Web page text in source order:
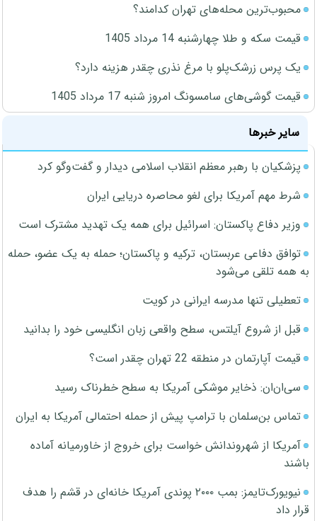
محبوب‌ترین محله‌های تهران کدامند؟
قیمت سکه و طلا چهارشنبه 14 مرداد 1405
یک پرس زرشک‌پلو با مرغ نذری چقدر هزینه دارد؟
قیمت گوشی‌های سامسونگ امروز شنبه 17 مرداد 1405
سایر خبرها
پزشکیان با رهبر معظم انقلاب اسلامی دیدار و گفت‌وگو کرد
شرط مهم آمریکا برای لغو محاصره دریایی ایران
وزیر دفاع پاکستان: اسرائیل برای همه یک تهدید مشترک است
توافق دفاعی عربستان، ترکیه و پاکستان؛ حمله به یک عضو، حمله
به همه تلقی می‌شود
تعطیلی تنها مدرسه ایرانی در کویت
قبل از شروع آیلتس، سطح واقعی زبان انگلیسی خود را بدانید
قیمت آپارتمان در منطقه 22 تهران چقدر است؟
سی‌ان‌ان: ذخایر موشکی آمریکا به سطح خطرناک رسید
تماس بن‌سلمان با ترامپ پیش از حمله احتمالی آمریکا به ایران
آمریکا از شهروندانش خواست برای خروج از خاورمیانه آماده
باشند
نیویورک‌تایمز: بمب ۲۰۰۰ پوندی آمریکا خانه‌ای در قشم را هدف
قرار داد